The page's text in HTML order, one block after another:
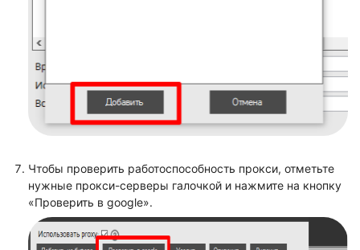
Чтобы проверить работоспособность прокси, отметьте
нужные прокси-серверы галочкой и нажмите на кнопку
«Проверить в google».